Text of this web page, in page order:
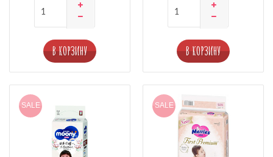
В КОРЗИНУ В КОРЗИНУ
SALE SALE